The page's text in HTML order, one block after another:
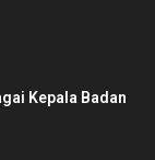
Kepala Badan